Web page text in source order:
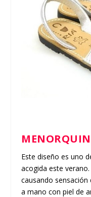
Este diseño es uno
acogida este
causando sensación
a mano con piel de